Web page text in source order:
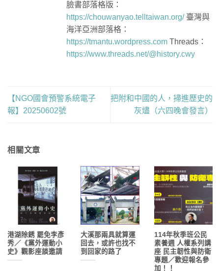
臉書部落格版：
https://chouwanyao.telltaiwan.org/臺灣與
海洋亞洲部落格：
https://tmantu.wordpress.com Threads：
https://www.threads.net/@history.cwy
【NGO國會預警系統電子
報】20250602號
把附和中國的人，掃進歷史的
灰燼（六四晚會發言）
相關文章
港湖除銹 罷免李彥
秀／《黨外運動小
史》觀影座談邀請
大溪那兩具就算運
回去，或許也找不
到回家的路了
114年秋季班公民
素養週 人權系列講
座 民主韌性與防衛
專題／歡迎報名參
加！！